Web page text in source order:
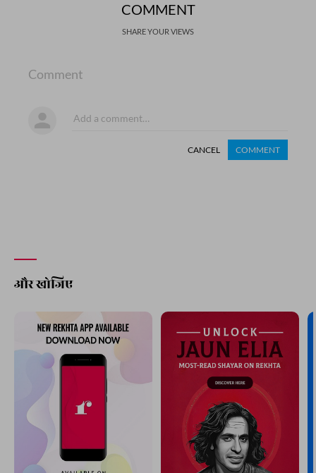
COMMENT
SHARE YOUR VIEWS
Comment
CANCEL COMMENT
और खोजिए